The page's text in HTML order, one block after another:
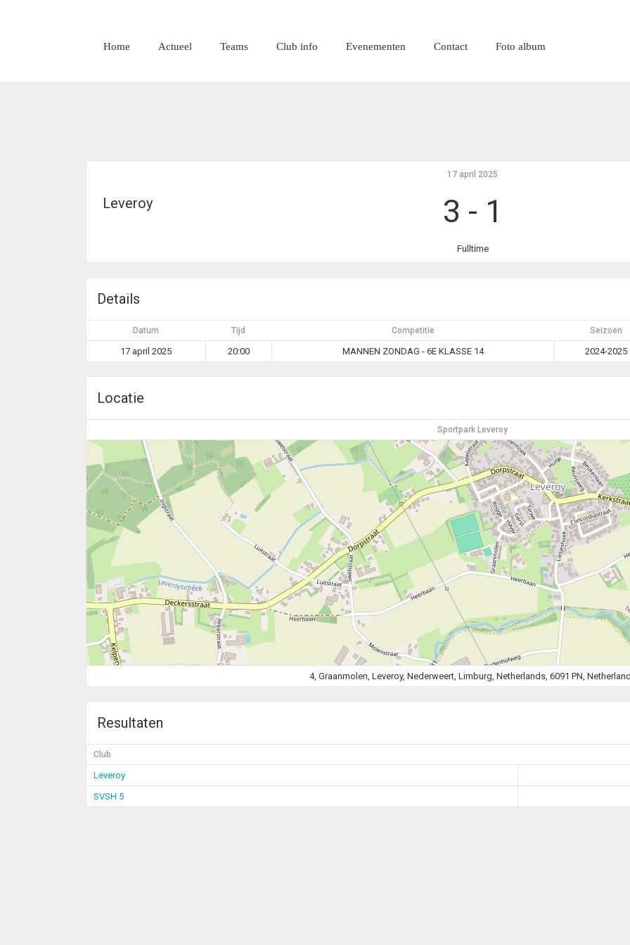
Home Actueel Teams Club info Evenementen Contact Foto album
RKSVV
Leveroy
17 april 2025
3 - 1
Fulltime
Details
Datum Tijd Competitie Seizoen
17 april 2025 20:00 MANNEN ZONDAG - 6E KLASSE 14 2024-2025
Locatie
Sportpark Leveroy
4, Graanmolen, Leveroy, Nederweert, Limburg, Netherlands, 6091 PN,
Resultaten
Club
Leveroy
SVSH 5